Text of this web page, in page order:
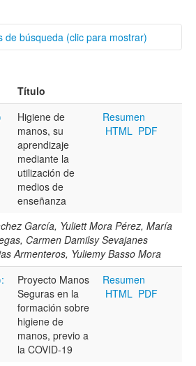
de búsqueda (clic para mostrar)
Título
Higiene de
manos, su
aprendizaje
mediante la
utilización de
medios de
enseñanza
Resumen
HTML PDF
García, Yuliett Mora Pérez, María
Carmen Damilsy Sevajanes
Armenteros, Yuliemy Basso Mora
Proyecto Manos
Seguras en la
formación sobre
higiene de
manos, previo a
la COVID-19
Resumen
HTML PDF